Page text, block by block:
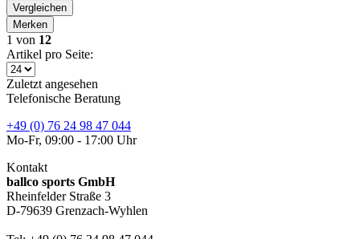
Vergleichen
Merken
1 von 12
Artikel pro Seite:
Zuletzt angesehen
Telefonische Beratung
+49 (0) 76 24 98 47 044
Mo-Fr, 09:00 - 17:00 Uhr
Kontakt
ballco sports GmbH
Rheinfelder Straße 3
D-79639 Grenzach-Wyhlen